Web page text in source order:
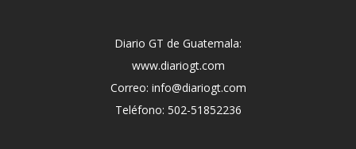
Diario GT de Guatemala:
www.diariogt.com
Correo: info@diariogt.com
Teléfono: 502-51852236